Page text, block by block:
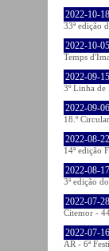
2022-10-18
33ª edição
2022-10-05
Temps
2022-09-15
3º Linha
2022-09-06
18.º
2022-08-22
14ª edição
2022-08-17
3ª edição
2022-07-28
Citemor -
2022-07-16
AR - 6ª